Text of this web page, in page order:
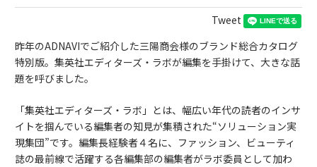
Tweet
昨年のADNAVIでご紹介した三陽商会様のブランド総合カタログ
特別版。集英社エディターズ・ラボが編集を手掛けて、大きな話
題を呼びました。
「集英社エディターズ・ラボ」とは、幅広い年代の読者のインサ
イトを掴んでいる編集者の知見が集積された“ソリューション実
現集団”です。編集長経験者４名に、ファッション、ビューティ
誌の最前線で活躍する各編集部の編集者がラボ委員として加わ